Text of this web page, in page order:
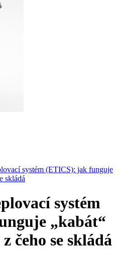
systém (ETICS): jak funguje
skládá
systém
„kabát“
čeho se skládá